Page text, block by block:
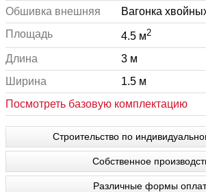
Обшивка внешняя
Вагонка
Площадь
4.5 м2
Длина
3 м
Ширина
1.5 м
Посмотреть базовую комплектацию
Строительство по
Собственное
Различные формы